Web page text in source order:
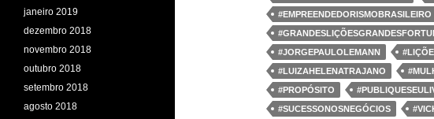
#EMPREENDEDORISMOBRASILEIRO
#JORGEPAULOLEMANN
#LUIZAHELENATRAJANO
#PROPÓSITO
#SUCESSONOSNEGÓCIOS
janeiro 2019
dezembro 2018
novembro 2018
outubro 2018
setembro 2018
agosto 2018